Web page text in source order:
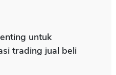
untuk
trading jual beli